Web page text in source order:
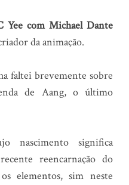
Yee com Michael Dante
da animação.
faltei brevemente sobre
de Aang, o último
nascimento significa
reencarnação do
elementos, sim neste